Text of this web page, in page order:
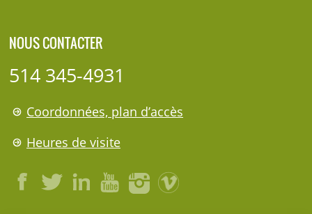
NOUS CONTACTER
514 345-4931
Coordonnées, plan d’accès
Heures de visite